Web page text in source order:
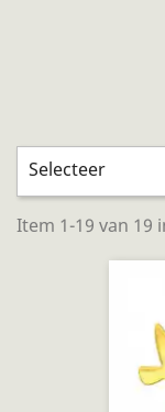
Selecteer
Item 1-19 van 19